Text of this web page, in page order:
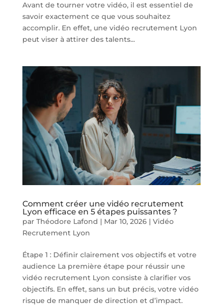
Avant de tourner votre vidéo, il est essentiel de
savoir exactement ce que vous souhaitez
accomplir. En effet, une vidéo recrutement Lyon
peut viser à attirer des talents...
Comment créer une vidéo recrutement
Lyon efficace en 5 étapes puissantes ?
par Théodore Lafond | Mar 10, 2026| Vidéo
Recrutement Lyon
Étape 1 : Définir clairement vos objectifs et votre
audience La première étape pour réussir une
vidéo recrutement Lyon consiste à clarifier vos
objectifs. En effet, sans un but précis, votre vidéo
risque de manquer de direction et d’impact.